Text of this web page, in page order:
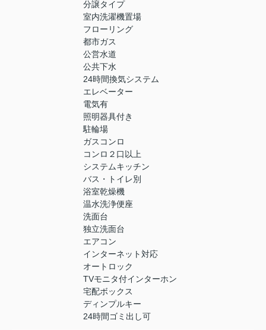
分譲タイプ
室内洗濯機置場
フローリング
都市ガス
公営水道
公共下水
24時間換気システム
エレベーター
電気有
照明器具付き
駐輪場
ガスコンロ
コンロ２口以上
システムキッチン
バス・トイレ別
浴室乾燥機
温水洗浄便座
洗面台
独立洗面台
エアコン
インターネット対応
オートロック
TVモニタ付インターホン
宅配ボックス
ディンプルキー
24時間ゴミ出し可